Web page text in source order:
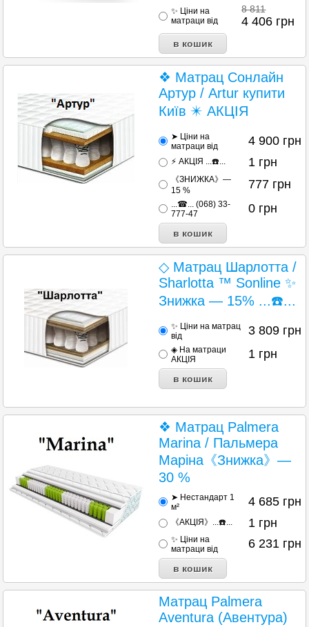
✨ Ціни на
матраци від
8 811
4 406 грн
❖ Матрац Сонлайн
Артур / Artur купити
Київ ✴️ АКЦІЯ
➤ Ціни на
матраци від
4 900 грн
⚡ АКЦІЯ ...☎️... 1 грн
《ЗНИЖКА》—
15 %
777 грн
...☎... (068) 33-
777-47
0 грн
◇ Матрац Шарлотта /
Sharlotta ™ Sonline ✨
Знижка — 15% ...☎️...
✨ Ціни на матрац
від
3 809 грн
◈ На матраци
АКЦІЯ
1 грн
❖ Матрац Palmera
Marina / Пальмера
Маріна《Знижка》—
30 %
➤ Нестандарт 1
м²
4 685 грн
《АКЦІЯ》...☎️... 1 грн
✨ Ціни на
матраци від
6 231 грн
Матрац Palmera
Aventura (Авентура)